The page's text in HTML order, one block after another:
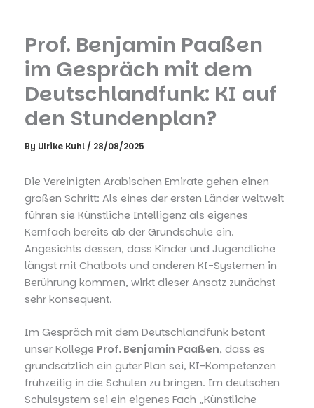
Prof. Benjamin Paaßen
im Gespräch mit dem
Deutschlandfunk: KI auf
den Stundenplan?
By Ulrike Kuhl / 28/08/2025
Die Vereinigten Arabischen Emirate gehen einen
großen Schritt: Als eines der ersten Länder weltweit
führen sie Künstliche Intelligenz als eigenes
Kernfach bereits ab der Grundschule ein.
Angesichts dessen, dass Kinder und Jugendliche
längst mit Chatbots und anderen KI-Systemen in
Berührung kommen, wirkt dieser Ansatz zunächst
sehr konsequent.
Im Gespräch mit dem Deutschlandfunk betont
unser Kollege Prof. Benjamin Paaßen, dass es
grundsätzlich ein guter Plan sei, KI-Kompetenzen
frühzeitig in die Schulen zu bringen. Im deutschen
Schulsystem sei ein eigenes Fach „Künstliche